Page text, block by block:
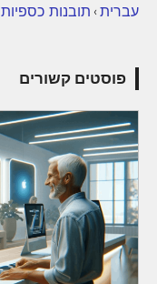
עברית › תובנות כספיות
פוסטים קשורים